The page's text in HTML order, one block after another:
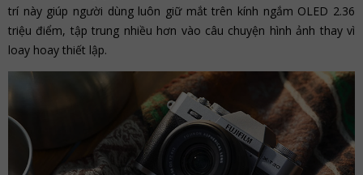
trí này giúp người dùng luôn giữ mắt trên kính ngắm OLED 2.36
triệu điểm, tập trung nhiều hơn vào câu chuyện hình ảnh thay vì
loay hoay thiết lập.